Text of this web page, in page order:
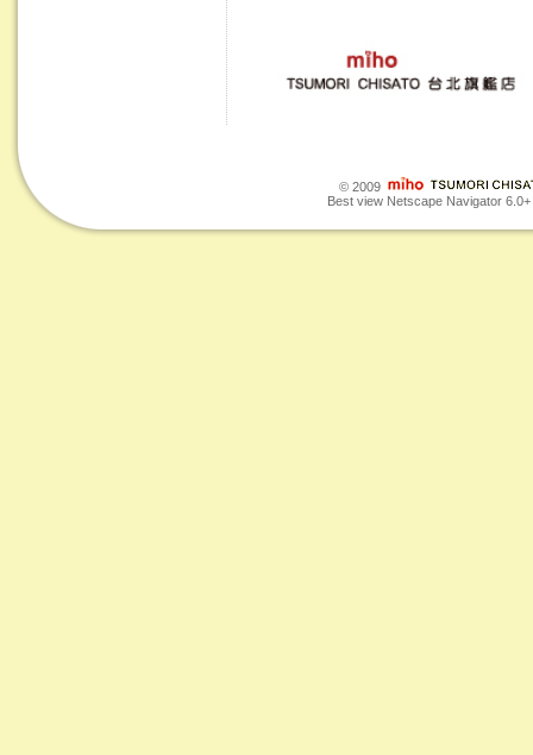
© 2009
Best view Netscape Navigator